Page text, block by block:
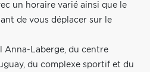
un horaire varié ainsi que le
de vous déplacer sur le
Anna-Laberge, du centre
du complexe sportif et du